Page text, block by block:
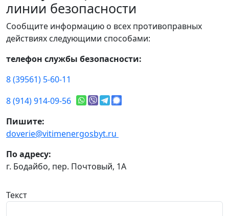
линии безопасности
Сообщите информацию о всех противоправных
действиях следующими способами:
телефон службы безопасности:
8 (39561) 5-60-11
8 (914) 914-09-56
Пишите:
doverie@vitimenergosbyt.ru
По адресу:
г. Бодайбо, пер. Почтовый, 1А
Текст